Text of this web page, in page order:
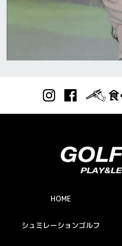
HOME
シュミレーションゴルフ